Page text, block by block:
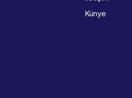
Künye